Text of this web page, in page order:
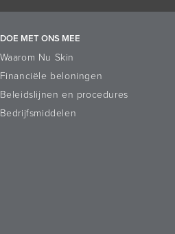
DOE MET ONS MEE
Waarom Nu Skin
Financiële beloningen
Beleidslijnen en procedures
Bedrijfsmiddelen